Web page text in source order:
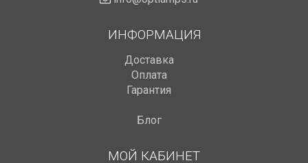
ИНФОРМАЦИЯ
Доставка
Оплата
Гарантия
Блог
МОЙ КАБИНЕТ